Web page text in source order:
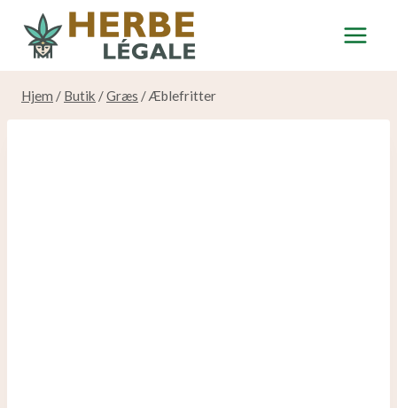
Spring
indhold
Hjem / Butik /Græs /Æblefritter